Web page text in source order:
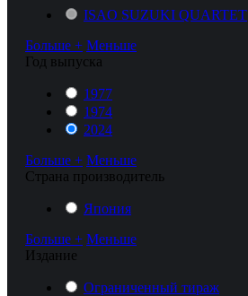
ISAO SUZUKI QUARTET
Больше + Меньше
Год выпуска
1977
1974
2024
Больше + Меньше
Cтрана производитель
Япония
Больше + Меньше
Издание
Ограниченный тираж